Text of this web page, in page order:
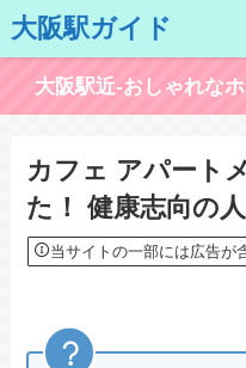
大阪駅ガイド
大阪駅近-おしゃれな
カフェ アパート
た！ 健康志向の
当サイトの一部には広告が